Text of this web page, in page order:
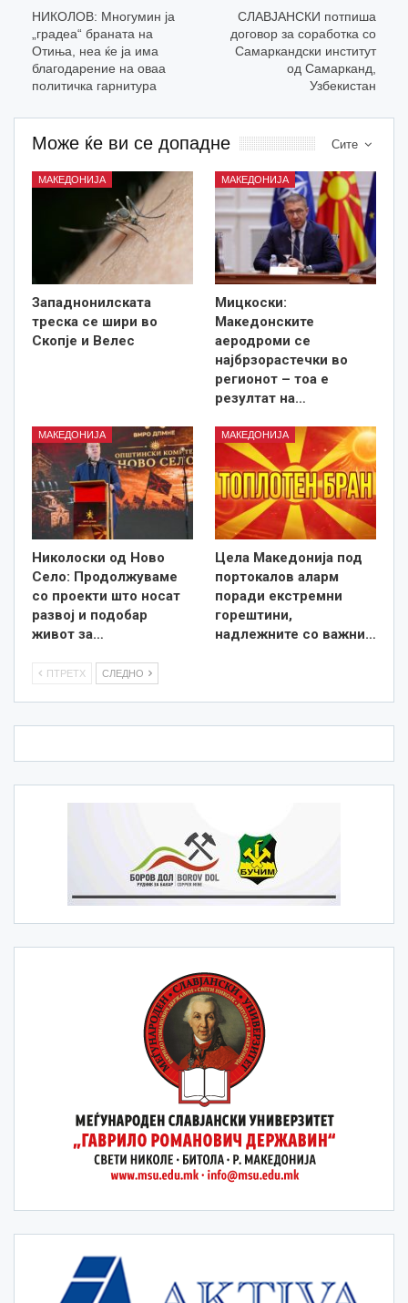
НИКОЛОВ: Многумин ја
„градеа“ браната на
Отиња, неа ќе ја има
благодарение на оваа
политичка гарнитура
СЛАВЈАНСКИ потпиша
договор за соработка со
Самаркандски институт
од Самарканд,
Узбекистан
Сите
Може ќе ви се допадне
МАКЕДОНИЈА
Западнонилската
треска се шири во
Скопје и Велес
МАКЕДОНИЈА
Мицкоски:
Македонските
аеродроми се
најбрзорастечки во
регионот – тоа е
резултат на…
МАКЕДОНИЈА
Николоски од Ново
Село: Продолжуваме
со проекти што носат
развој и подобар
живот за…
МАКЕДОНИЈА
Цела Македонија под
портокалов аларм
поради екстремни
горештини,
надлежните со важни…
ПТРЕТХ СЛЕДНО